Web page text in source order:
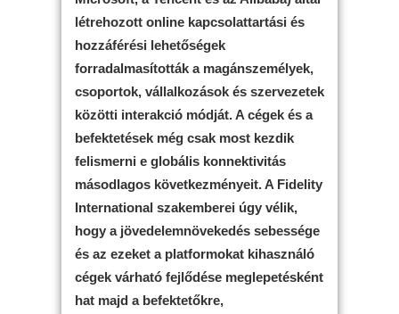
létrehozott online kapcsolattartási és
hozzáférési lehetőségek
forradalmasították a magánszemélyek,
csoportok, vállalkozások és szervezetek
közötti interakció módját. A cégek és a
befektetések még csak most kezdik
felismerni e globális konnektivitás
másodlagos következményeit. A Fidelity
International szakemberei úgy vélik,
hogy a jövedelemnövekedés sebessége
és az ezeket a platformokat kihasználó
cégek várható fejlődése meglepetésként
hat majd a befektetőkre,